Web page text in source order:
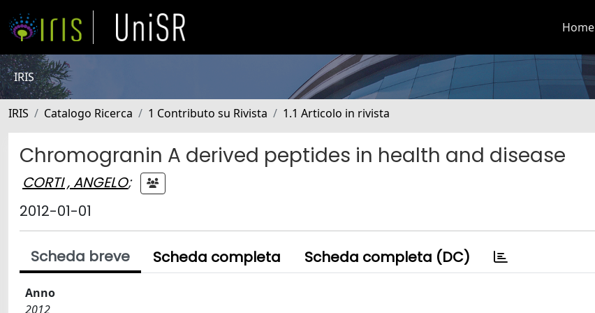
Home
IRIS
IRIS Catalogo Ricerca 1 Contributo su Rivista 1.1 Articolo in rivista
Chromogranin A derived peptides in health and disease
CORTI , ANGELO;
2012-01-01
Scheda breve Scheda completa Scheda completa (DC)
Anno
2012